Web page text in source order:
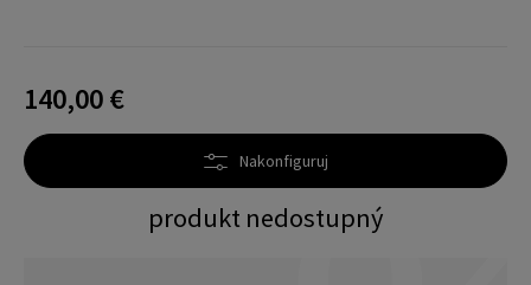
140,00 €
Nakonfiguruj
produkt nedostupný